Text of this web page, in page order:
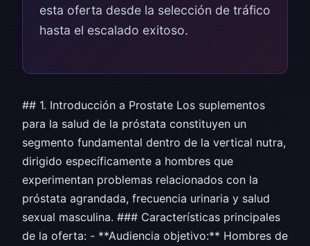
esta oferta desde la selección de tráfico
hasta el escalado exitoso.
## 1. Introducción a Prostate Los suplementos
para la salud de la próstata constituyen un
segmento fundamental dentro de la vertical nutra,
dirigido específicamente a hombres que
experimentan problemas relacionados con la
próstata agrandada, frecuencia urinaria y salud
sexual masculina. ### Características principales
de la oferta: - **Audiencia objetivo:** Hombres de